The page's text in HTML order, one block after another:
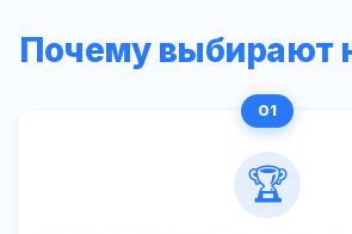
Почему выбирают
🏆